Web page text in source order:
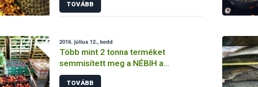
TOVÁBB
2016. július 12., kedd
Több mint 2 tonna terméket
semmisített meg a NÉBIH a
budapesti nagybanin
TOVÁBB